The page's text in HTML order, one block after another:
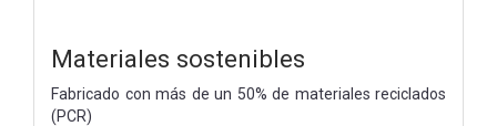
Materiales sostenibles
Fabricado con más de un 50% de materiales reciclados
(PCR)